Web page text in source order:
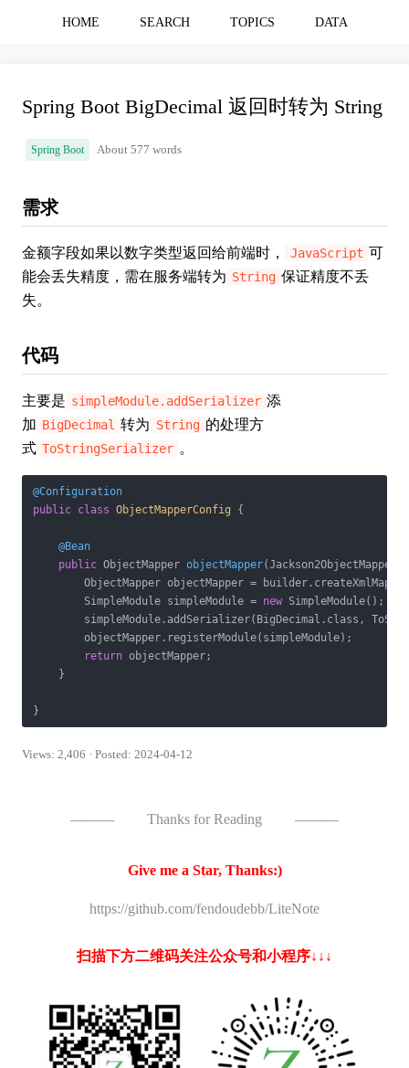
HOME SEARCH TOPICS DATA
Spring Boot BigDecimal 返回时转为 String
Spring Boot About 577 words
需求
金额字段如果以数字类型返回给前端时， JavaScript 可
能会丢失精度，需在服务端转为 String 保证精度不丢
失。
代码
主要是 simpleModule.addSerializer 添
加 BigDecimal 转为 String 的处理方
式 ToStringSerializer 。
@Configuration
public class ObjectMapperConfig {
@Bean
public ObjectMapper objectMapper
ObjectMapper objectMapper =
        SimpleModule simpleModule =
new SimpleModule();
simpleModule.addSerializer(BigDecimal.class,
        objectMapper.registerModule(simpleModule);
return objectMapper;
    }
Views: 2,406 · Posted: 2024-04-12
——— Thanks for Reading ———
Give me a Star, Thanks:)
https://github.com/fendoudebb/LiteNote
扫描下方二维码关注公众号和小程序↓↓↓